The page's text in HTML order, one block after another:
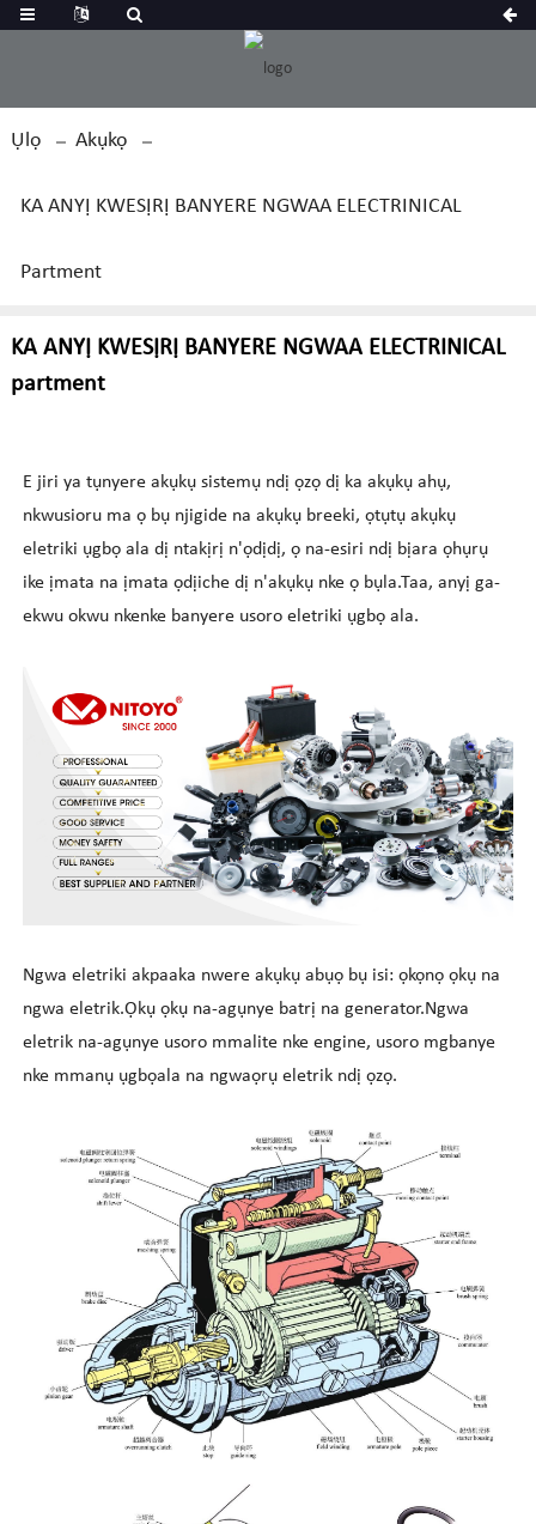
Ụlọ Akụkọ
KA ANYỊ KWESỊRỊ BANYERE NGWAA ELECTRINICAL
Partment
KA ANYỊ KWESỊRỊ BANYERE NGWAA ELECTRINICAL
partment
E jiri ya tụnyere akụkụ sistemụ ndị ọzọ dị ka akụkụ ahụ,
nkwusioru ma ọ bụ njigide na akụkụ breeki, ọtụtụ akụkụ
eletriki ụgbọ ala dị ntakịrị n'ọdịdị, ọ na-esiri ndị bịara ọhụrụ
ike ịmata na ịmata ọdịiche dị n'akụkụ nke ọ bụla.Taa, anyị ga-
ekwu okwu nkenke banyere usoro eletriki ụgbọ ala.
Ngwa eletriki akpaaka nwere akụkụ abụọ bụ isi: ọkọnọ ọkụ na
ngwa eletrik.Ọkụ ọkụ na-agụnye batrị na generator.Ngwa
eletrik na-agụnye usoro mmalite nke engine, usoro mgbanye
nke mmanụ ụgbọala na ngwaọrụ eletrik ndị ọzọ.